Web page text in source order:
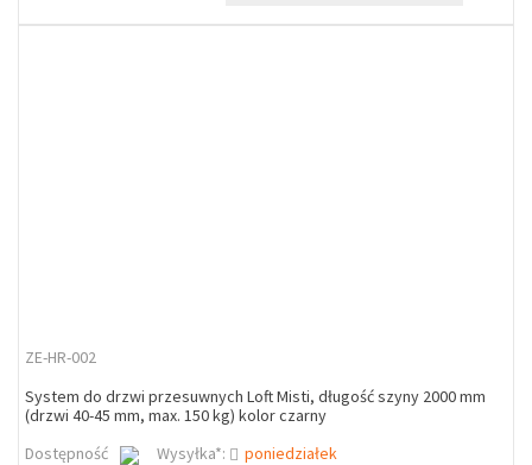
ZE-HR-002
System do drzwi przesuwnych Loft Misti, długość szyny 2000 mm
(drzwi 40-45 mm, max. 150 kg) kolor czarny
Dostępność
Wysyłka*: poniedziałek